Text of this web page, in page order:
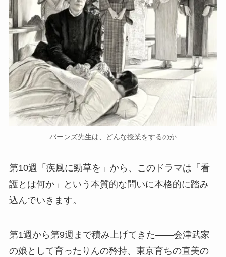
バーンズ先生は、どんな授業をするのか
第10週「疾風に勁草を」から、このドラマは「看
護とは何か」という本質的な問いに本格的に踏み
込んでいきます。
第1週から第9週まで積み上げてきた——会津武家
の娘として育ったりんの矜持、東京育ちの直美の